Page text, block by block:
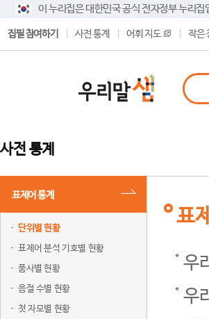
이 누리집은 대한민국 공식 전자정부 누리집
집필 참여하기 사전 통계 어휘 지도 작은
사전 통계
표제어 통계
단위별 현황
표제어 분석 기호별 현황
품사별 현황
음절 수별 현황
첫 자모별 현황
표
우
우